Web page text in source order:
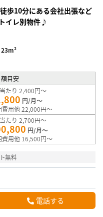
歩10分にある会社出張など
イレ別物件♪
23m²
額目安
たり 2,400円～
円/月～
費用他 22,000円～
たり 2,700円～
円/月～
費用他 16,500円～
無料
電話する